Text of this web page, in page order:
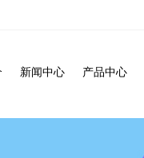
新闻中心 产品中心